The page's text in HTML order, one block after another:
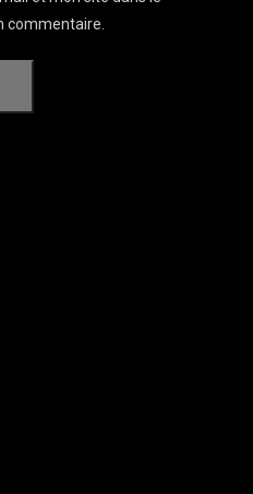
commentaire.